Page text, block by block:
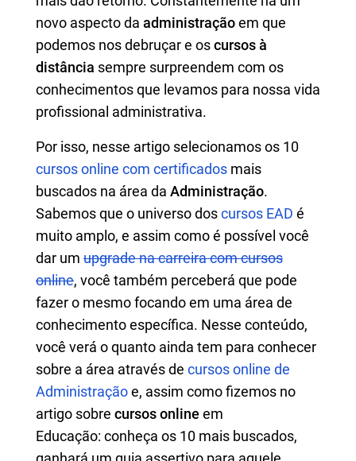
novo aspecto da administraçãoem que
podemos nos debruçar e oscursos à
distância sempre surpreendem com os
conhecimentos que levamos para nossa vida
profissional administrativa.
Por isso, nesse artigo selecionamos os 10
cursos online com certificados mais
buscados na área da Administração.
Sabemos que o universo doscursos EAD é
muito amplo, e assim como é possível você
dar um upgrade na carreira com cursos
online, você também perceberá que pode
fazer o mesmo focando em uma área de
conhecimento específica. Nesse conteúdo,
você verá o quanto ainda tem para conhecer
sobre a área através de cursos online de
Administraçãoe, assim como fizemos no
artigo sobre cursos online em
Educação: conheça os 10 mais buscados,